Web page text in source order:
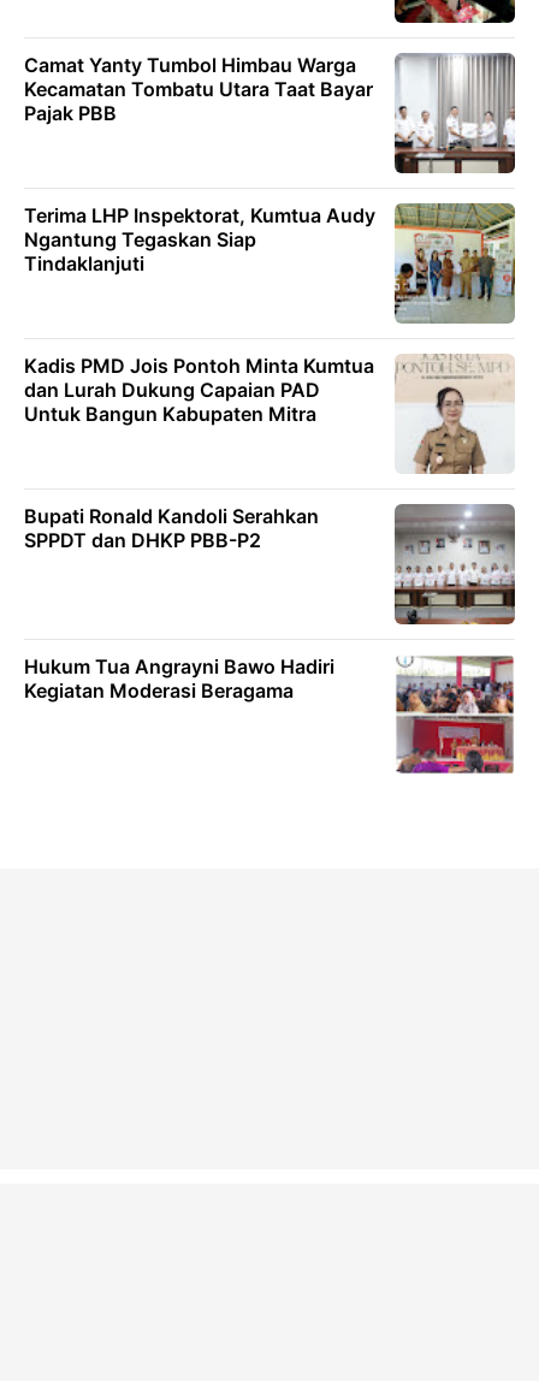
Camat Yanty Tumbol Himbau Warga
Kecamatan Tombatu Utara Taat Bayar
Pajak PBB
Terima LHP Inspektorat, Kumtua Audy
Ngantung Tegaskan Siap
Tindaklanjuti
Kadis PMD Jois Pontoh Minta Kumtua
dan Lurah Dukung Capaian PAD
Untuk Bangun Kabupaten Mitra
Bupati Ronald Kandoli Serahkan
SPPDT dan DHKP PBB-P2
Hukum Tua Angrayni Bawo Hadiri
Kegiatan Moderasi Beragama